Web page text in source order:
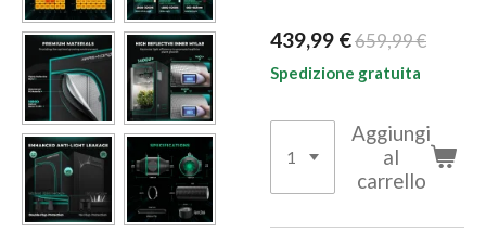
439,99 €659,99 €
Spedizione gratuita
Aggiungi
al
carrello